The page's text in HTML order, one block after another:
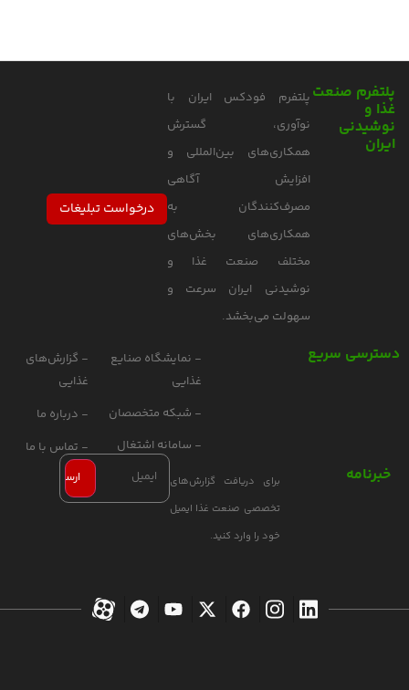
پلتفرم صنعت
غذا و
نوشیدنی
ایران
پلتفرم فودکس ایران با
نوآوری، گسترش
همکاری‌های بین‌المللی و
افزایش آگاهی
مصرف‌کنندگان به
همکاری‌های بخش‌های
مختلف صنعت غذا و
نوشیدنی ایران سرعت و
سهولت می‌بخشد.
درخواست تبلیغات
دسترسی سریع
- نمایشگاه صنایع
غذایی
- شبکه متخصصان
- سامانه اشتغال
- گزارش‌های
غذایی
- درباره ما
- تماس با ما
خبرنامه
برای دریافت گزارش‌های
تخصصی صنعت غذا ایمیل
خود را وارد کنید.